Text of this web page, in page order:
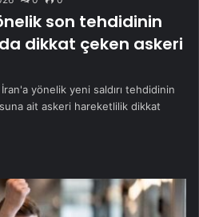
son tehdidinin
dikkat çeken askeri
İran'a yönelik yeni saldırı tehdidinin
ait askeri hareketlilik dikkat